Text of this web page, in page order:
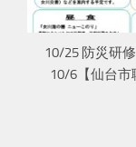
10/25 防災研
10/6【仙台市